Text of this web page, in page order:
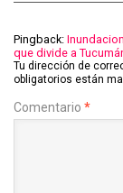
Pingback:
que divide a
Tu dirección de
obligatorios están
Comentario *